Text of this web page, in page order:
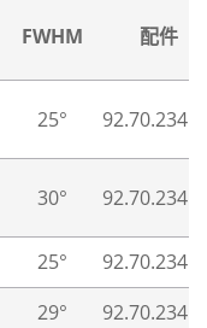
FWHM 配件
25°
30°
25°
29°